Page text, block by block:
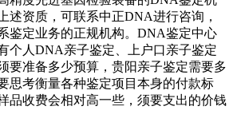
述资质，可联系中正DNA进行咨询，
鉴定业务的正规机构。DNA鉴定中心
个人DNA亲子鉴定、上户口亲子鉴定
要准备多少预算，贵阳亲子鉴定需要多
思考衡量各种鉴定项目本身的付款标
品收费会相对高一些，须要支出的价钱